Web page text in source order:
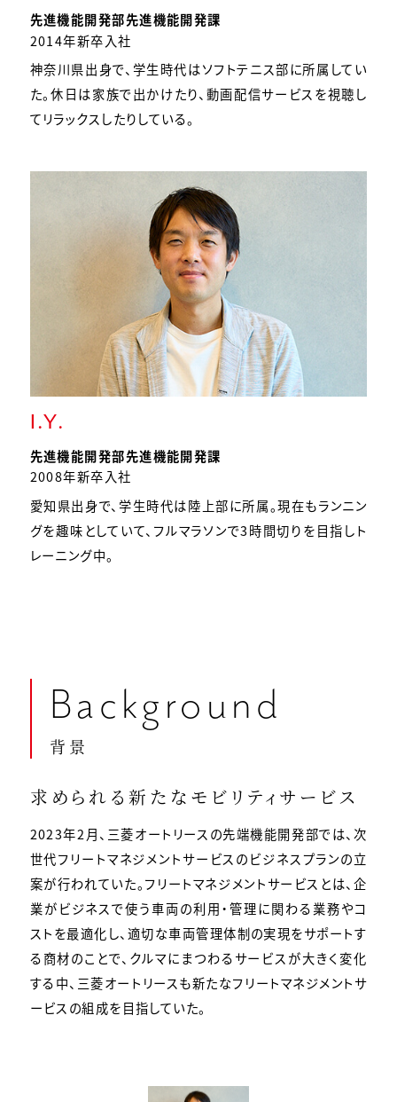
先進機能開発部先進機能開発課
2014年新卒入社
神奈川県出身で、学生時代はソフトテニス部に所属してい
た。休日は家族で出かけたり、動画配信サービスを視聴し
てリラックスしたりしている。
I.Y.
先進機能開発部先進機能開発課
2008年新卒入社
愛知県出身で、学生時代は陸上部に所属。現在もランニン
グを趣味としていて、フルマラソンで3時間切りを目指しト
レーニング中。
Background
背景
求められる新たなモビリティサービス
2023年2月、三菱オートリースの先端機能開発部では、次
世代フリートマネジメントサービスのビジネスプランの立
案が行われていた。フリートマネジメントサービスとは、企
業がビジネスで使う車両の利用・管理に関わる業務やコ
ストを最適化し、適切な車両管理体制の実現をサポートす
る商材のことで、クルマにまつわるサービスが大きく変化
する中、三菱オートリースも新たなフリートマネジメントサ
ービスの組成を目指していた。